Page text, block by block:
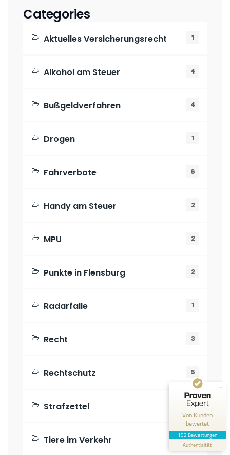
Categories
Aktuelles Versicherungsrecht 1
Alkohol am Steuer 4
Bußgeldverfahren 4
Drogen 1
Fahrverbote 6
Handy am Steuer 2
MPU 2
Punkte in Flensburg 2
Radarfalle 1
Recht 3
Rechtschutz 5
Strafzettel 1
Tiere im Verkehr 1
Von Kunden
bewertet
192 Bewertungen
Authentizität
ProvenExpert.com
2
Bewertungen auf
ProvenExpert.com
Blick aufs ProvenExpert-Profil werfen